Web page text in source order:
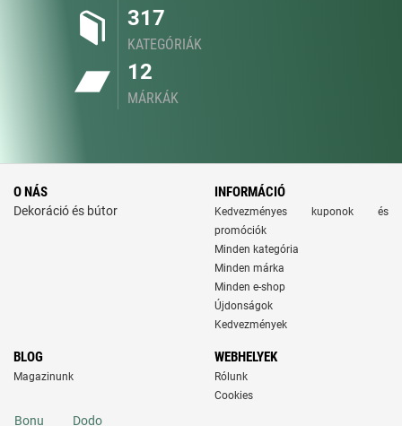
317
KATEGÓRIÁK
12
MÁRKÁK
O NÁS
Dekoráció és bútor
INFORMÁCIÓ
Kedvezményes kuponok és
promóciók
Minden kategória
Minden márka
Minden e-shop
Újdonságok
Kedvezmények
BLOG
Magazinunk
WEBHELYEK
Rólunk
Cookies
Bonu Dodo